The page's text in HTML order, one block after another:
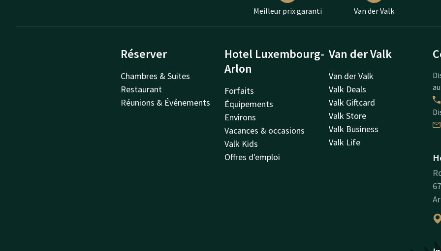
Meilleur prix garanti Van der Valk
Réserver
Chambres & Suites
Restaurant
Réunions & Événements
Hotel Luxembourg-
Arlon
Forfaits
Équipements
Environs
Vacances & occasions
Valk Kids
Offres d'emploi
Van der Valk
Van der Valk
Valk Deals
Valk Giftcard
Valk Store
Valk Business
Valk Life